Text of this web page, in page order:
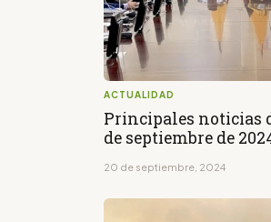
ACTUALIDAD
Principales noticias
de septiembre de
20 de septiembre, 2024